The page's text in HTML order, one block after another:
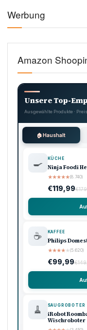
Werbung
Amazon
Unsere Top-
Ausgewählte Produkte ·
🏠 Haushalt
🍳 KÜCHE
Ninja Foodi
★★★★★(8.740)
€119,99
☕ KAFFEE
Philips
★★★★★(5.620)
€99,99
🧹 SAUGROBOTER
iRobot
Wischroboter